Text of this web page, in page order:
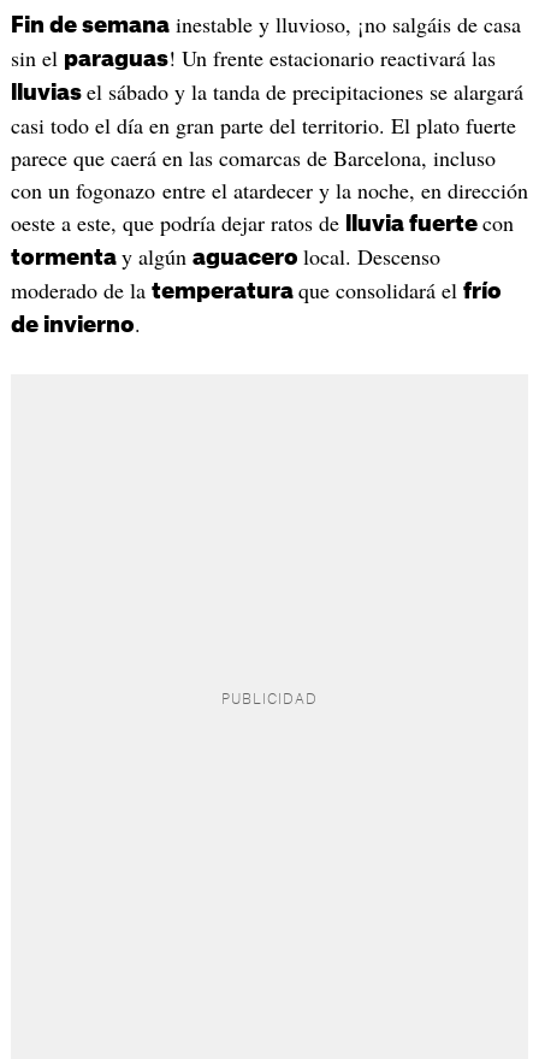
Fin de semanainestable y lluvioso, ¡no salgáis de casa
sin el paraguas! Un frente estacionario reactivará las
lluvias el sábado y la tanda de precipitaciones se alargará
casi todo el día en gran parte del territorio. El plato fuerte
parece que caerá en las comarcas de Barcelona, incluso
con un fogonazo entre el atardecer y la noche, en dirección
oeste a este, que podría dejar ratos de
lluvia fuerte con
tormenta y algún aguacero local. Descenso
moderado de la temperatura que consolidará el frío
de invierno.